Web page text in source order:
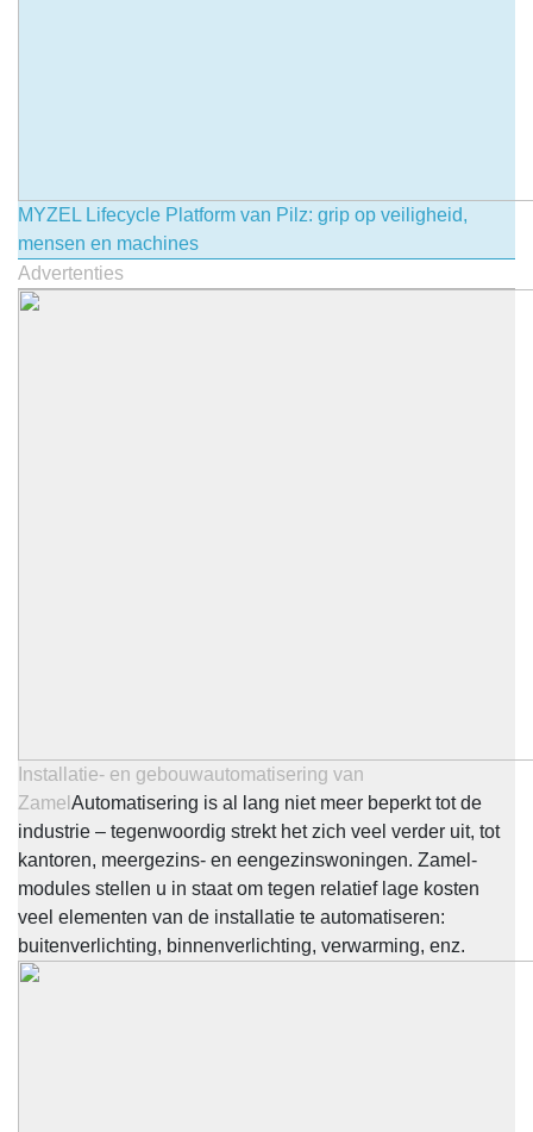
MYZEL Lifecycle Platform van Pilz: grip op veiligheid,
mensen en machines
Advertenties
Installatie- en gebouwautomatisering van
Zamel Automatisering is al lang niet meer beperkt tot de
industrie – tegenwoordig strekt het zich veel verder uit, tot
kantoren, meergezins- en eengezinswoningen. Zamel-
modules stellen u in staat om tegen relatief lage kosten
veel elementen van de installatie te automatiseren:
buitenverlichting, binnenverlichting, verwarming, enz.